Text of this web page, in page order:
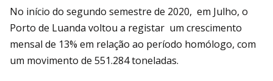
No início do segundo semestre de 2020, em Julho, o
Porto de Luanda voltou a registar um crescimento
mensal de 13% em relação ao período homólogo, com
um movimento de 551.284 toneladas.